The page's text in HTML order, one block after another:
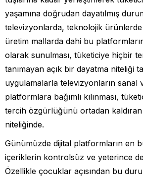
yaşamına doğrudan dayatılmış
televizyonlarda, teknolojik
üretim mallarda dahi bu
olarak sunulması, tüketiciye hiçbir
tanımayan açık bir dayatma niteliği
uygulamalarla televizyonların sanal
platformlara bağımlı kılınması,
tercih özgürlüğünü ortadan
niteliğinde.
Günümüzde dijital platformların en
içeriklerin kontrolsüz ve yeterince
Özellikle çocuklar açısından bu